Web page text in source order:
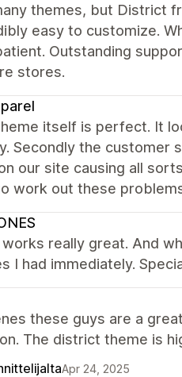
themes, but District
easy to customize.
Outstanding
stores.
itself is perfect. It
Secondly the customer
our site causing all
work out these
really great. And
I had immediately.
these guys are a
The district theme is
Apr 24, 2025